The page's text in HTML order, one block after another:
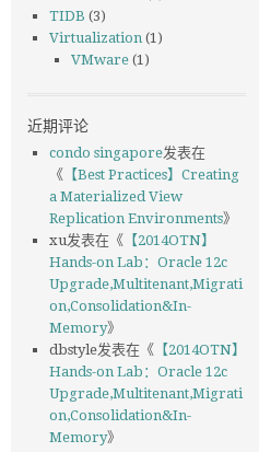
TIDB (3)
Virtualization (1)
VMware (1)
近期评论
condo singapore发表在
《 【Best Practices】Creating
a Materialized View
Replication Environments》
xu发表在《 【2014OTN】
Hands-on Lab：Oracle 12c
Upgrade,Multitenant,Migrati
on,Consolidation&In-
Memory》
dbstyle发表在《 【2014OTN】
Hands-on Lab：Oracle 12c
Upgrade,Multitenant,Migrati
on,Consolidation&In-
Memory》